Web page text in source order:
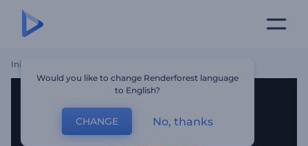
Inicio
Would you like to change Renderforest language
to English?
CHANGE No, thanks